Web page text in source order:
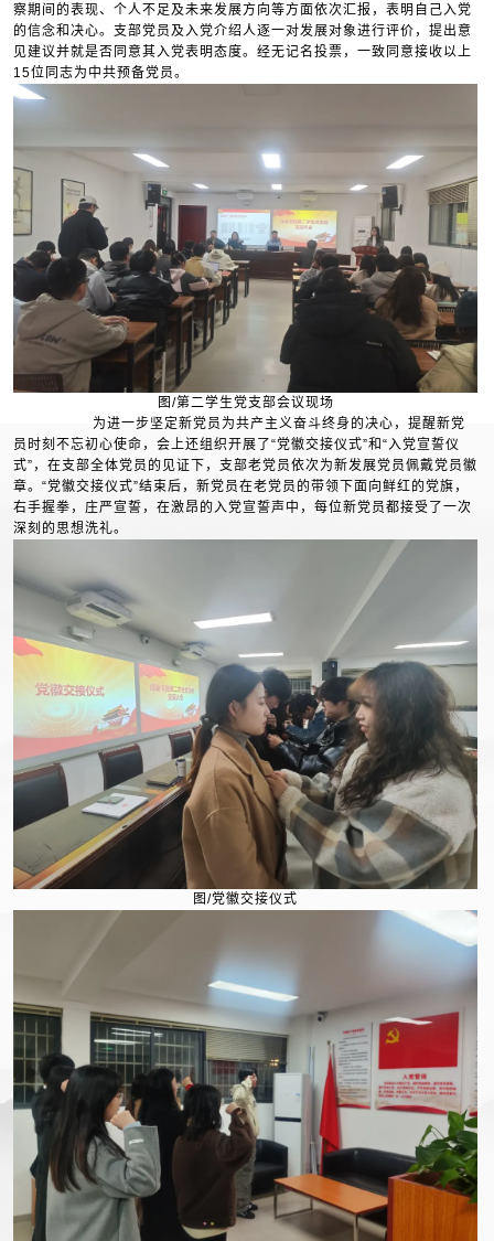
察期间的表现、个人不足及未来发展方向等方面依次汇报，表明自己入党
的信念和决心。支部党员及入党介绍人逐一对发展对象进行评价，提出意
见建议并就是否同意其入党表明态度。经无记名投票，一致同意接收以上
15位同志为中共预备党员。
图/第二学生党支部会议现场
为进一步坚定新党员为共产主义奋斗终身的决心，提醒新党
员时刻不忘初心使命，会上还组织开展了“党徽交接仪式”和“入党宣誓仪
式”，在支部全体党员的见证下，支部老党员依次为新发展党员佩戴党员徽
章。“党徽交接仪式”结束后，新党员在老党员的带领下面向鲜红的党旗，
右手握拳，庄严宣誓，在激昂的入党宣誓声中，每位新党员都接受了一次
深刻的思想洗礼。
图/党徽交接仪式